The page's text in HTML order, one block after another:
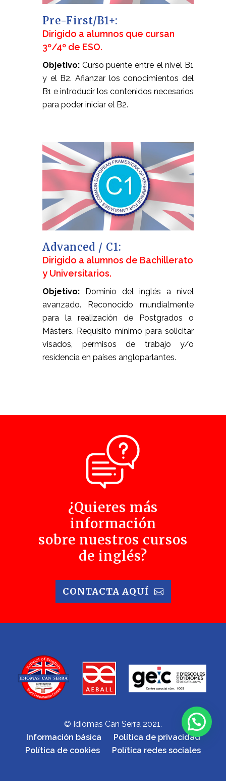
Pre-First/B1+:
Dirigido a alumnos que cursan
3º/4º de ESO.
Objetivo: Curso puente entre el nivel B1
y el B2. Afianzar los conocimientos del
B1 e introducir los contenidos necesarios
para poder iniciar el B2.
Advanced / C1:
Dirigido a alumnos de Bachillerato
y Universitarios.
Objetivo: Dominio del inglés a nivel
avanzado. Reconocido mundialmente
para la realización de Postgrados o
Másters. Requisito mínimo para solicitar
visados, permisos de trabajo y/o
residencia en países angloparlantes.
¿Quieres más
información
sobre nuestros cursos
de inglés?
CONTACTA AQUÍ
© Idiomas Can Serra 2021.
Información básica
Política de privacidad
Política de cookies
Política redes sociales